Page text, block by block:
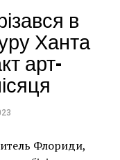
Copy
в
Ханта
арт-
Флориди,